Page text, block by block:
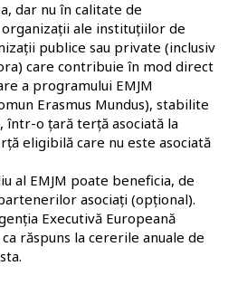
dar nu în calitate de
ale instituțiilor de
publice sau private (inclusiv
care contribuie în mod direct
a programului EMJM
Erasmus Mundus), stabilite
o țară terță asociată la
eligibilă care nu este asociată
al EMJM poate beneficia, de
asociați (opțional).
Executivă Europeană
răspuns la cererile anuale de